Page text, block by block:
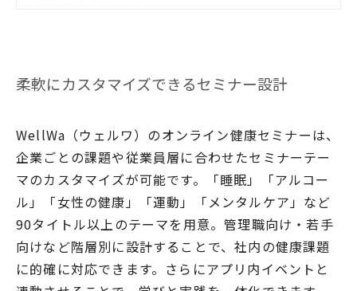
柔軟にカスタマイズできるセミナー設計
WellWa（ウェルワ）のオンライン健康セミナーは、
企業ごとの課題や従業員層に合わせたセミナーテー
マのカスタマイズが可能です。「睡眠」「アルコー
ル」「女性の健康」「運動」「メンタルケア」など
90タイトル以上のテーマを用意。管理職向け・若手
向けなど階層別に設計することで、社内の健康課題
に的確に対応できます。さらにアプリ内イベントと